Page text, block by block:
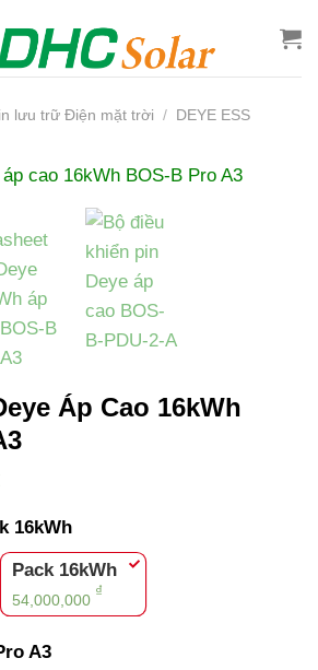
lưu trữ Điện mặt trời / DEYE ESS
Áp Cao 16kWh
16kWh
Pack 16kWh
54,000,000
₫
A3